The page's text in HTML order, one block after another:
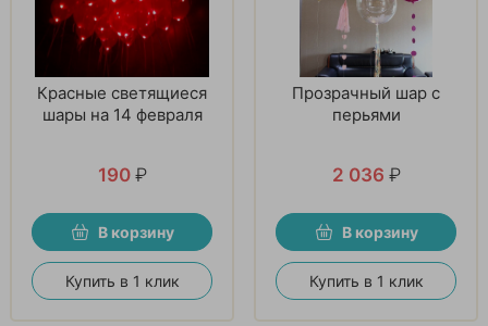
Красные светящиеся
шары на 14 февраля
190 ₽
В корзину
Купить в 1 клик
Прозрачный шар с
перьями
2 036 ₽
В корзину
Купить в 1 клик